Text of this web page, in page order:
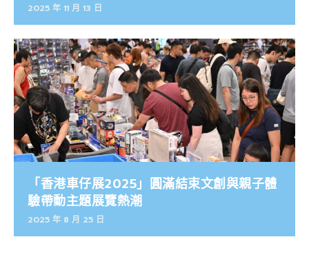
2025 年 11 月 13 日
「香港車仔展2025」圓滿結束文創與親子體
驗帶動主題展覽熱潮
2025 年 8 月 25 日